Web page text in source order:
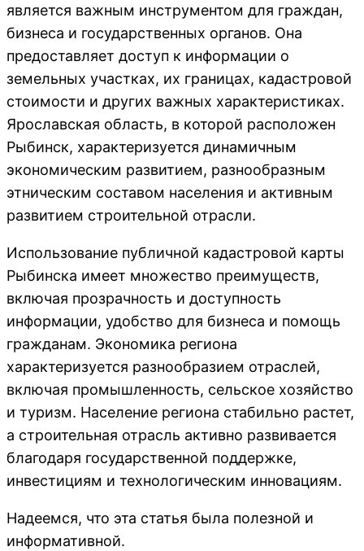
является важным инструментом для граждан,
бизнеса и государственных органов. Она
предоставляет доступ к информации о
земельных участках, их границах, кадастровой
стоимости и других важных характеристиках.
Ярославская область, в которой расположен
Рыбинск, характеризуется динамичным
экономическим развитием, разнообразным
этническим составом населения и активным
развитием строительной отрасли.
Использование публичной кадастровой карты
Рыбинска имеет множество преимуществ,
включая прозрачность и доступность
информации, удобство для бизнеса и помощь
гражданам. Экономика региона
характеризуется разнообразием отраслей,
включая промышленность, сельское хозяйство
и туризм. Население региона стабильно растет,
а строительная отрасль активно развивается
благодаря государственной поддержке,
инвестициям и технологическим инновациям.
Надеемся, что эта статья была полезной и
информативной.